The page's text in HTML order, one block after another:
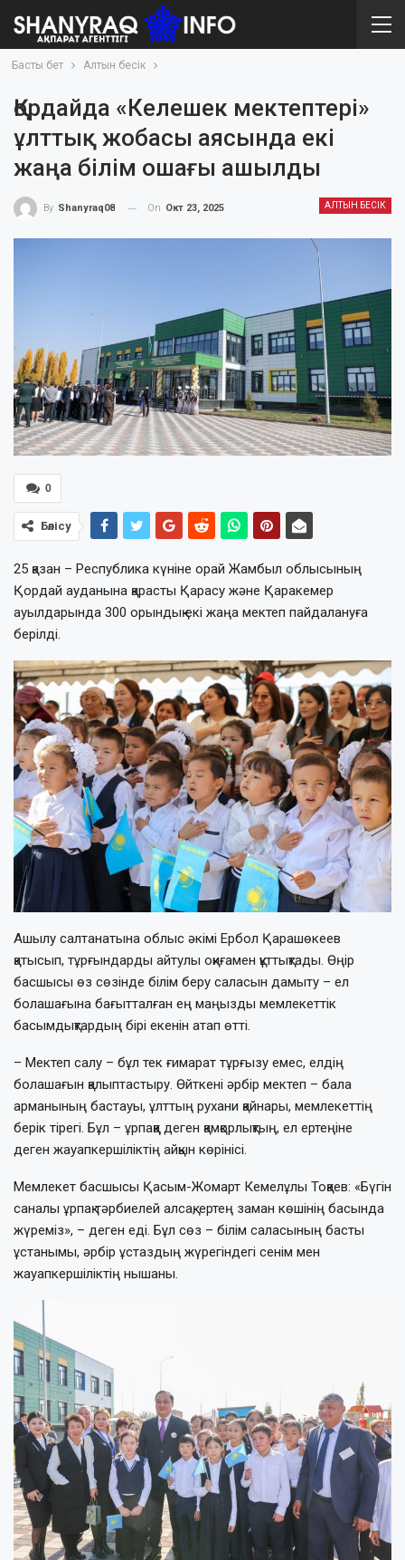
Басты бет Алтын бесік
Қордайда «Келешек мектептері»
ұлттық жобасы аясында екі
жаңа білім ошағы ашылды
АЛТЫН БЕСІК
By Shanyraq08 On Окт 23, 2025
0
Бөлісу
25 қазан – Республика күніне орай Жамбыл облысының
Қордай ауданына қарасты Қарасу және Қаракемер
ауылдарында 300 орындық екі жаңа мектеп пайдалануға
берілді.
Ашылу салтанатына облыс әкімі Ербол Қарашөкеев
қатысып, тұрғындарды айтулы оқиғамен құттықтады. Өңір
басшысы өз сөзінде білім беру саласын дамыту – ел
болашағына бағытталған ең маңызды мемлекеттік
басымдықтардың бірі екенін атап өтті.
– Мектеп салу – бұл тек ғимарат тұрғызу емес, елдің
болашағын қалыптастыру. Өйткені әрбір мектеп – бала
арманының бастауы, ұлттың рухани қайнары, мемлекеттің
берік тірегі. Бұл – ұрпаққа деген қамқорлықтың, ел ертеңіне
деген жауапкершіліктің айқын көрінісі.
Мемлекет басшысы Қасым-Жомарт Кемелұлы Тоқаев: «Бүгін
саналы ұрпақ тәрбиелей алсақ, ертең заман көшінің басында
жүреміз», – деген еді. Бұл сөз – білім саласының басты
ұстанымы, әрбір ұстаздың жүрегіндегі сенім мен
жауапкершіліктің нышаны.